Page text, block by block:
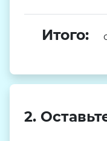
Итого:
2.